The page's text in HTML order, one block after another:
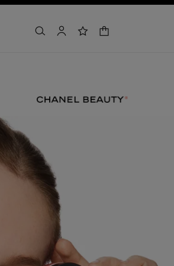
recherchermon compteliste de souhaits
panier